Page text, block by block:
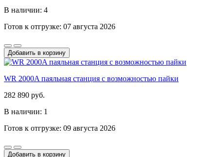
В наличии: 4
Готов к отгрузке: 07 августа 2026
Добавить в корзину
WR 2000A паяльная станция с возможностью пайки
282 890 руб.
В наличии: 1
Готов к отгрузке: 09 августа 2026
Добавить в корзину